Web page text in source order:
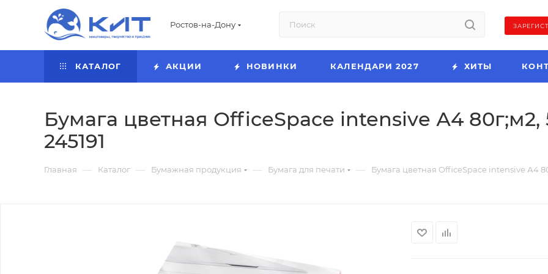
Ростов-на-Дону
КАТАЛОГ АКЦИИ НОВИНКИ КАЛЕНДАРИ 2027 ХИТЫ
Бумага цветная OfficeSpace intensive А4 80г;м2,
245191
Главная — Каталог — Бумажная продукция — Бумага для печати — Бумага цветная OfficeSpace intensive А4